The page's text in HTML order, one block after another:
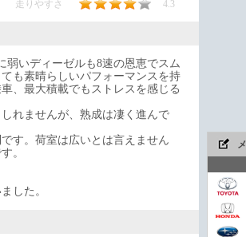
走りやすさ
4.3
弱いディーゼルも8速の恩恵でスム
も素晴らしいパフォーマンスを持
、最大積載でもストレスを感じる
れませんが、熟成は凄く進んで
す。荷室は広いとは言えません
。
した。
今や